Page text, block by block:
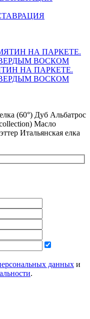
НА ПАРКЕТЕ.
ВОСКОМ
(60°) Дуб Альбатрос
Масло
Итальянская елка
данных и
.